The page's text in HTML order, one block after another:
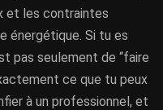
et les contraintes
énergétique. Si tu es
pas seulement de “faire
ce que tu peux
à un professionnel, et